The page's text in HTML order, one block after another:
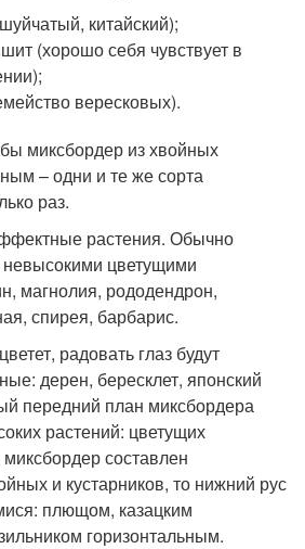
китайский);
(хорошо себя чувствует в
вересковых).
миксбордер из хвойных
– одни и те же сорта
раз.
растения. Обычно
цветущими
магнолия, рододендрон,
спирея, барбарис.
радовать глаз будут
дерен, бересклет, японский
передний план миксбордера
растений: цветущих
составлен
и кустарников, то нижний рус
плющом, казацким
горизонтальным.